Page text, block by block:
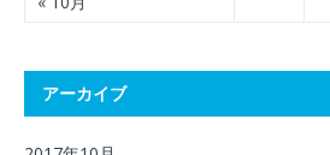
アーカイブ